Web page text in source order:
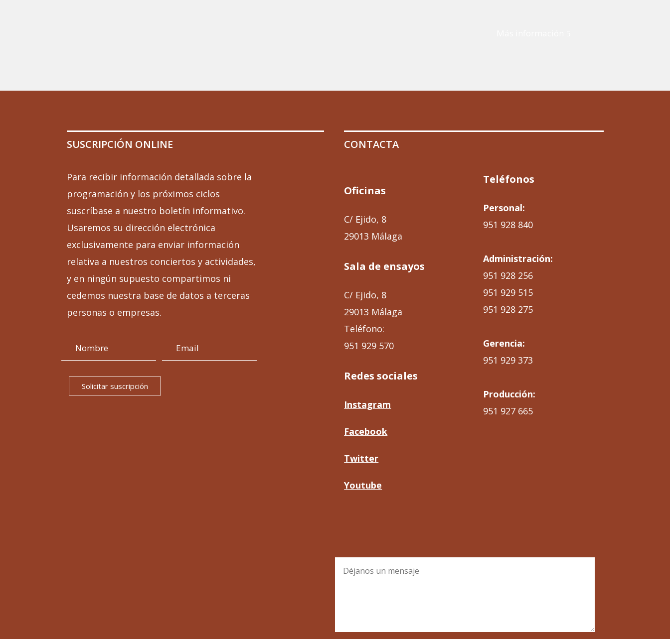
SUSCRIPCIÓN ONLINE
Para recibir información detallada sobre la
programación y los próximos ciclos
suscríbase a nuestro boletín informativo.
Usaremos su dirección electrónica
exclusivamente para enviar información
relativa a nuestros conciertos y actividades,
y en ningún supuesto compartimos ni
cedemos nuestra base de datos a terceras
personas o empresas.
Solicitar suscripción
CONTACTA
Oficinas
C/ Ejido, 8
29013 Málaga
Sala de ensayos
C/ Ejido, 8
29013 Málaga
Teléfono:
951 929 570
Redes sociales
Instagram
Facebook
Twitter
Youtube
Teléfonos
Personal:
951 928 840
Administración:
951 928 256
951 929 515
951 928 275
Gerencia:
951 929 373
Producción:
951 927 665